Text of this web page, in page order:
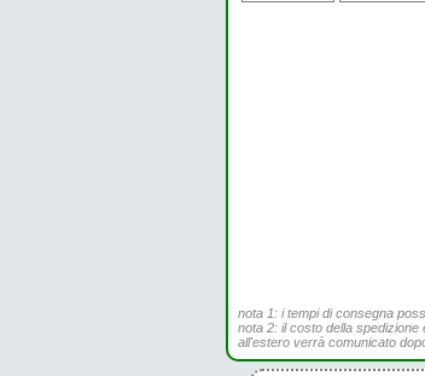
nota 1: i tempi di consegna
nota 2: il costo della
all'estero verrà comunicato